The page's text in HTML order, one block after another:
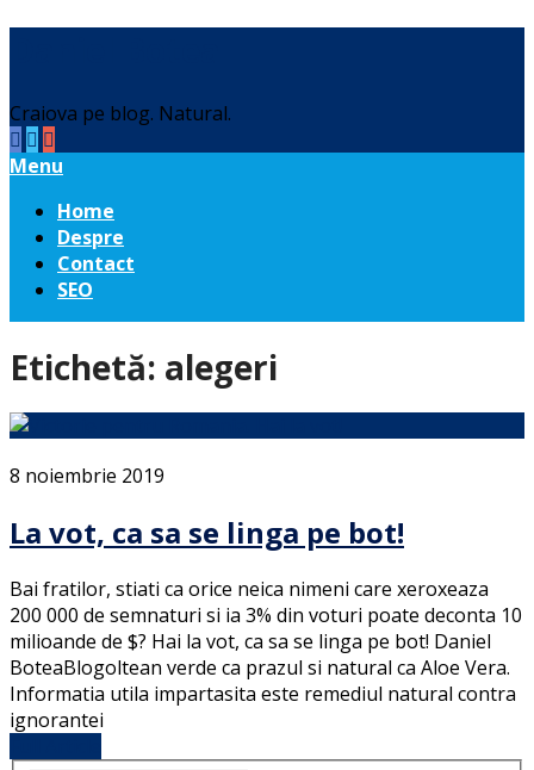
Craiova pe blog. Natural.
Menu
Home
Despre
Contact
SEO
Etichetă: alegeri
8 noiembrie 2019
La vot, ca sa se linga pe bot!
Bai fratilor, stiati ca orice neica nimeni care xeroxeaza
200 000 de semnaturi si ia 3% din voturi poate deconta 10
milioande de $? Hai la vot, ca sa se linga pe bot! Daniel
BoteaBlogoltean verde ca prazul si natural ca Aloe Vera.
Informatia utila impartasita este remediul natural contra
ignorantei